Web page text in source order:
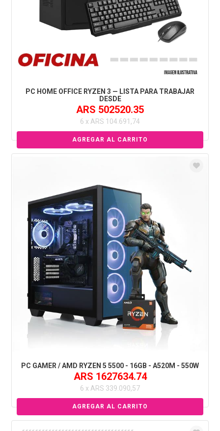
PC HOME OFFICE RYZEN 3 — LISTA PARA TRABAJAR
DESDE
ARS 502520.35
6 x ARS 104.691,74
PC GAMER / AMD RYZEN 5 5500 - 16GB - A520M - 550W
ARS 1627634.74
6 x ARS 339.090,57